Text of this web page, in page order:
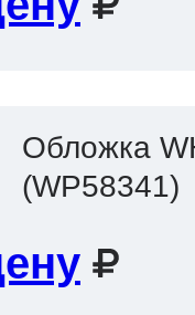
Обложка
(WP58341)